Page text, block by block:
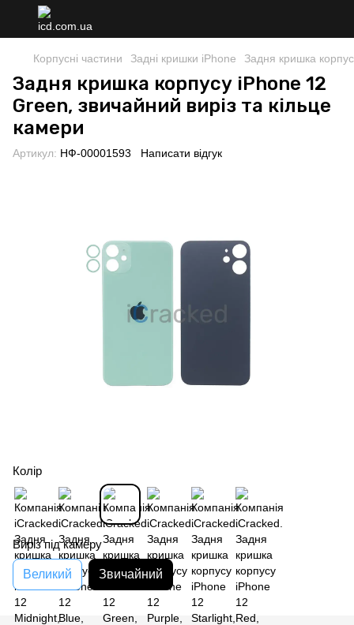
Корпусні частини Задні кришки iPhone Задня кришка
Задня кришка корпусу iPhone 12
Green, звичайний виріз та кільце
камери
Артикул: НФ-00001593 Написати відгук
Колір
Виріз під камеру
Великий Звичайний